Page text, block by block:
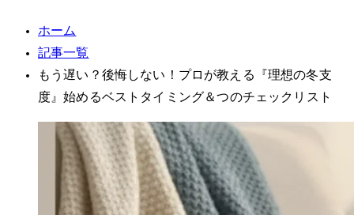
ホーム
記事一覧
もう遅い？後悔しない！プロが教える『理想の冬支
度』始めるベストタイミング＆3つのチェックリスト